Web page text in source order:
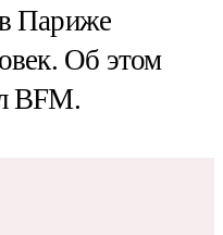
Париже
Об этом
BFM.